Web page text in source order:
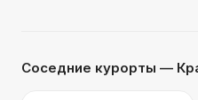
Соседние курорты —